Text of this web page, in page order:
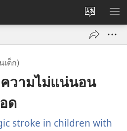
เปลี่ยน
ภาษา
แส
เด็ก)
วามไม่แน่นอน
ด
stroke in children with